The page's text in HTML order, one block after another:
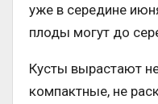
уже в середине
плоды могут до
Кусты вырастают
компактные, не